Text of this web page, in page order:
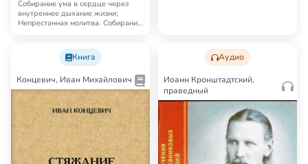
Собирание ума в сердце через
внутреннее дыхание жизни;
Непрестанная молитва. Собирание
Книга
Концевич, Иван Михайлович
Аудио
Иоанн Кронштадтский,
праведный